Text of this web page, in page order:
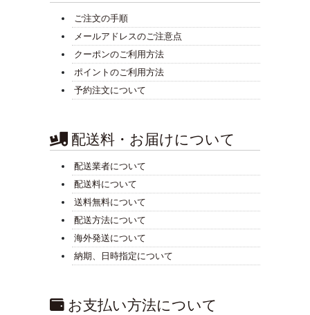
ご注文の手順
メールアドレスのご注意点
クーポンのご利用方法
ポイントのご利用方法
予約注文について
配送料・お届けについて
配送業者について
配送料について
送料無料について
配送方法について
海外発送について
納期、日時指定について
お支払い方法について